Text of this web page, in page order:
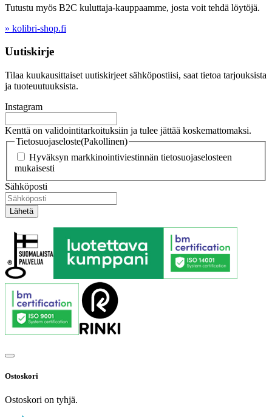
Tutustu myös B2C kuluttaja-kauppaamme, josta voit tehdä löytöjä.
» kolibri-shop.fi
Uutiskirje
Tilaa kuukausittaiset uutiskirjeet sähköpostiisi, saat tietoa tarjouksista
ja tuoteuutuuksista.
Instagram
Kenttä on validointitarkoituksiin ja tulee jättää koskemattomaksi.
Tietosuojaseloste(Pakollinen)
Hyväksyn markkinointiviestinnän tietosuojaselosteen
mukaisesti
Sähköposti
Ostoskori
Ostoskori on tyhjä.